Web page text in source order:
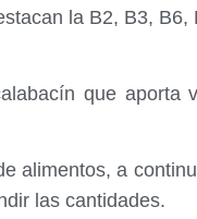
la B2, B3, B6,
que aporta
alimentos, a
las cantidades.